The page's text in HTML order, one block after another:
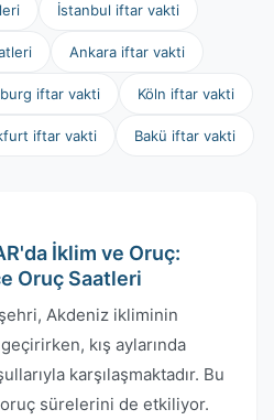
İstanbul iftar vakti
Ankara iftar vakti
iftar vakti Köln iftar vakti
iftar vakti Bakü iftar vakti
İklim ve Oruç:
Oruç Saatleri
Akdeniz ikliminin
kış aylarında
karşılaşmaktadır. Bu
oruç sürelerini de etkiliyor.